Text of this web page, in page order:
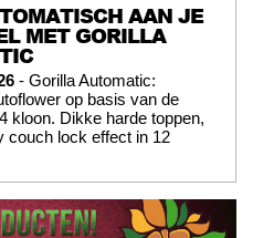
AAN JE
MET GORILLA
- Gorilla Automatic:
op basis van de
kloon. Dikke harde toppen,
couch lock effect in 12